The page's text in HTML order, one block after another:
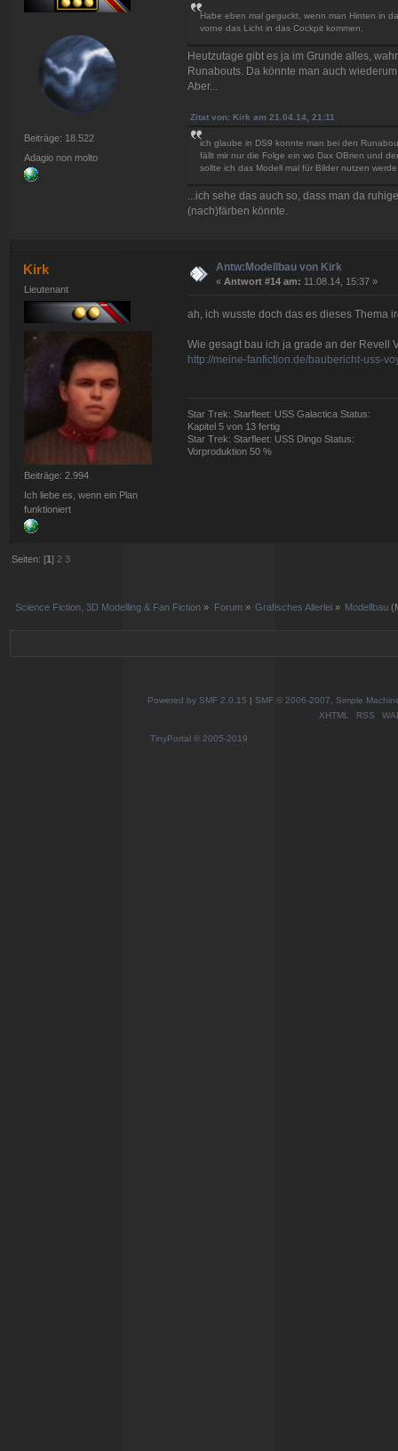
Beiträge: 18.522
Adagio non molto
Habe eben mal geguckt, wenn man Hinten in
vorne das Licht in das Cockpit kommen.
Heutzutage gibt es ja im Grunde alles,
Runabouts. Da könnte man auch
Aber...
Zitat von: Kirk am 21.04.14, 21:11
ich glaube in DS9 konnte man bei den
fällt mir nur die Folge ein wo Dax OBrien und
sollte ich das Modell mal für Bilder nutzen
...ich sehe das auch so, dass man da
(nach)färben könnte.
Kirk
Lieutenant
Beiträge: 2.994
Ich liebe es, wenn ein Plan
funktioniert
Antw:Modellbau von Kirk
« Antwort #14 am: 11.08.14, 15:37 »
ah, ich wusste doch das es dieses Thema
Wie gesagt bau ich ja grade an der Revell
http://meine-fanfiction.de/baubericht-uss-
Star Trek: Starfleet: USS Galactica Status:
Kapitel 5 von 13 fertig
Star Trek: Starfleet: USS Dingo Status:
Vorproduktion 50 %
Seiten: [1] 2 3
Science Fiction, 3D Modelling & Fan Fiction » Forum» Grafisches Allerlei » Modellbau
Powered by SMF 2.0.15 | SMF © 2006-2007, Simple
XHTML
RSS
TinyPortal © 2005-2019